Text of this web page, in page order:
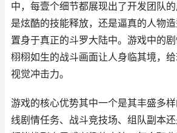
中，每壹个细节都展现出了开发团队
是炫酷的技能释放，还是逼真的人物
置身于真正的斗罗大陆中。游戏中的剧
栩栩如生的战斗画面让人身临其境，
视觉冲击力。
游戏的核心优势其中一个是其丰盛多
线剧情任务、战斗竞技场、组队副本